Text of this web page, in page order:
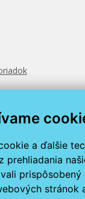
a ďalšie
prehliadania
prispôsobený
stránok